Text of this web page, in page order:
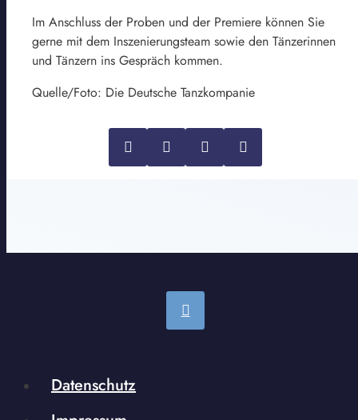
Im Anschluss der Proben und der Premiere können Sie
gerne mit dem Inszenierungsteam sowie den Tänzerinnen
und Tänzern ins Gespräch kommen.
Quelle/Foto: Die Deutsche Tanzkompanie
Datenschutz